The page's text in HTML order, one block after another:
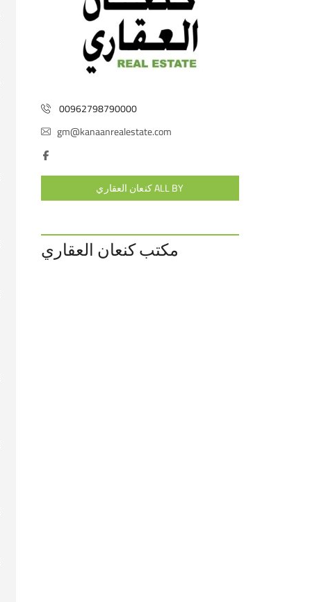
00962798790000
gm@kanaanrealestate.com
ALL BY كنعان العقاري
مكتب كنعان العقاري